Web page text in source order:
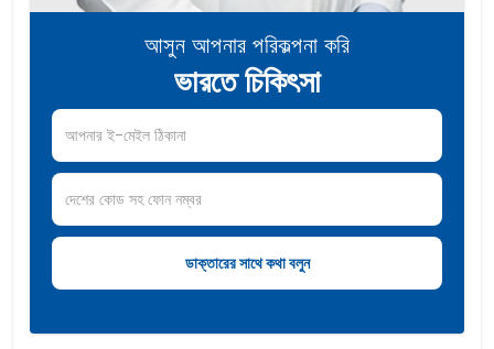
আসুন আপনার পরিকল্পনা করি
ভারতে চিকিৎসা